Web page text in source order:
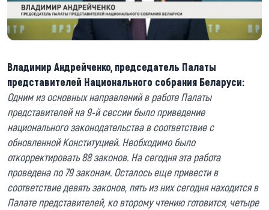
Владимир Андрейченко, председатель Палаты
представителей Национального собрания Беларуси:
Одним из основных направлений в работе Палаты
представителей на 9-й сессии было приведение
национального законодательства в соответствие с
обновленной Конституцией. Необходимо было
откорректировать 88 законов. На сегодня эта работа
проведена по 79 законам. Осталось еще привести в
соответствие девять законов, пять из них сегодня находится в
Палате представителей, ко второму чтению готовится, четыре